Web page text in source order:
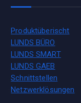
Produktüberischt
LUNDS BÜRO
LUNDS SMART
LUNDS GAEB
Schnittstellen
Netzwerklösungen